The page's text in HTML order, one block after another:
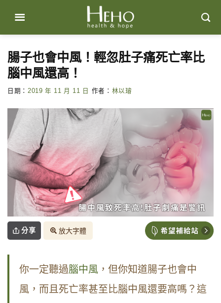
content
腸子也會中風！輕忽肚子痛死亡率比
腦中風還高！
日期： 2019 年 11 月 11 日 作者： 林以璿
分享 放大字體
你一定聽過腦中風 ，但你知道腸子也會中
風，而且死亡率甚至比腦中風還要高嗎？這